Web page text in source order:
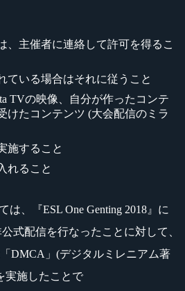
、主催者に連絡して許可を得るこ
ている場合はそれに従うこと
TVの映像、自分が作ったコンテ
けたコンテンツ (大会配信のミラ
施すること
れること
は、『ESL One Genting 2018』に
式配信を行なったことに対して、
DMCA」(デジタルミレニアム著
実施したことで